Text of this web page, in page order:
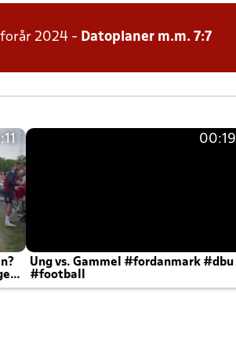
2024 - Datoplaner m.m. 7:7
00:19
Ung vs. Gammel #fordanmark #dbu
#football